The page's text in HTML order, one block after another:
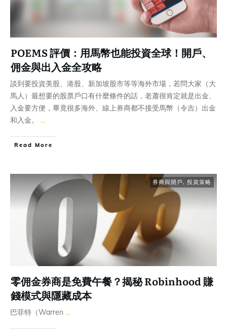
POEMS 評價：用馬幣也能投資全球！開戶、
佣金與出入金全攻略
談到要投資美股、港股、新加坡股市等等海外市場，若問大家（大
馬人）最想要的股票戶口有什麼條件的話，老蕭很肯定就是出金、
入金要方便，畢竟很多海外、線上券商都不接受馬幣（令吉）出金
和入金。 ...
Read More
券商與開戶, 投資策略
零佣金券商是免費午餐？揭秘 Robinhood 賺
錢模式與隱藏成本
巴菲特（Warren ...